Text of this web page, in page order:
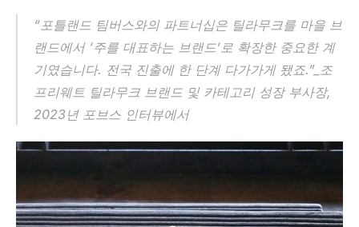
“포틀랜드 팀버스와의 파트너십은 틸라무크를 마을 브
랜드에서 ‘주를 대표하는 브랜드’로 확장한 중요한 계
기였습니다. 전국 진출에 한 단계 다가가게 됐죠.”_조
프리웨트 틸라무크 브랜드 및 카테고리 성장 부사장,
2023년 포브스 인터뷰에서